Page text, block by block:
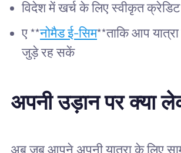
विदेश में खर्च के लिए स्वीकृत क्रेडिट
ए **नोमैड ई-सिम**ताकि आप
जुड़े रह सकें
अपनी उड़ान पर क्या
अब जब आपने अपनी यात्रा के लिए